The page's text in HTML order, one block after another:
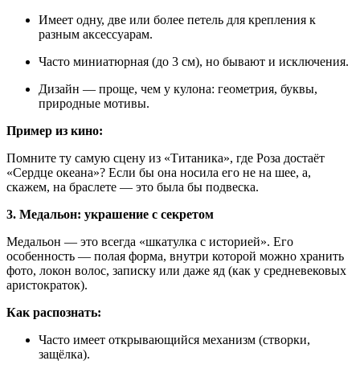
Имеет одну, две или более петель для крепления к
разным аксессуарам.
Часто миниатюрная (до 3 см), но бывают и исключения.
Дизайн — проще, чем у кулона: геометрия, буквы,
природные мотивы.
Пример из кино:
Помните ту самую сцену из «Титаника», где Роза достаёт
«Сердце океана»? Если бы она носила его не на шее, а,
скажем, на браслете — это была бы подвеска.
3. Медальон: украшение с секретом
Медальон — это всегда «шкатулка с историей». Его
особенность — полая форма, внутри которой можно хранить
фото, локон волос, записку или даже яд (как у средневековых
аристократок).
Как распознать:
Часто имеет открывающийся механизм (створки,
защёлка).